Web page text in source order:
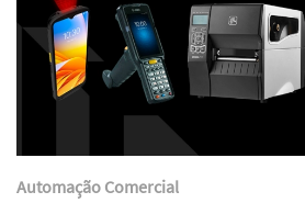
Automação Comercial